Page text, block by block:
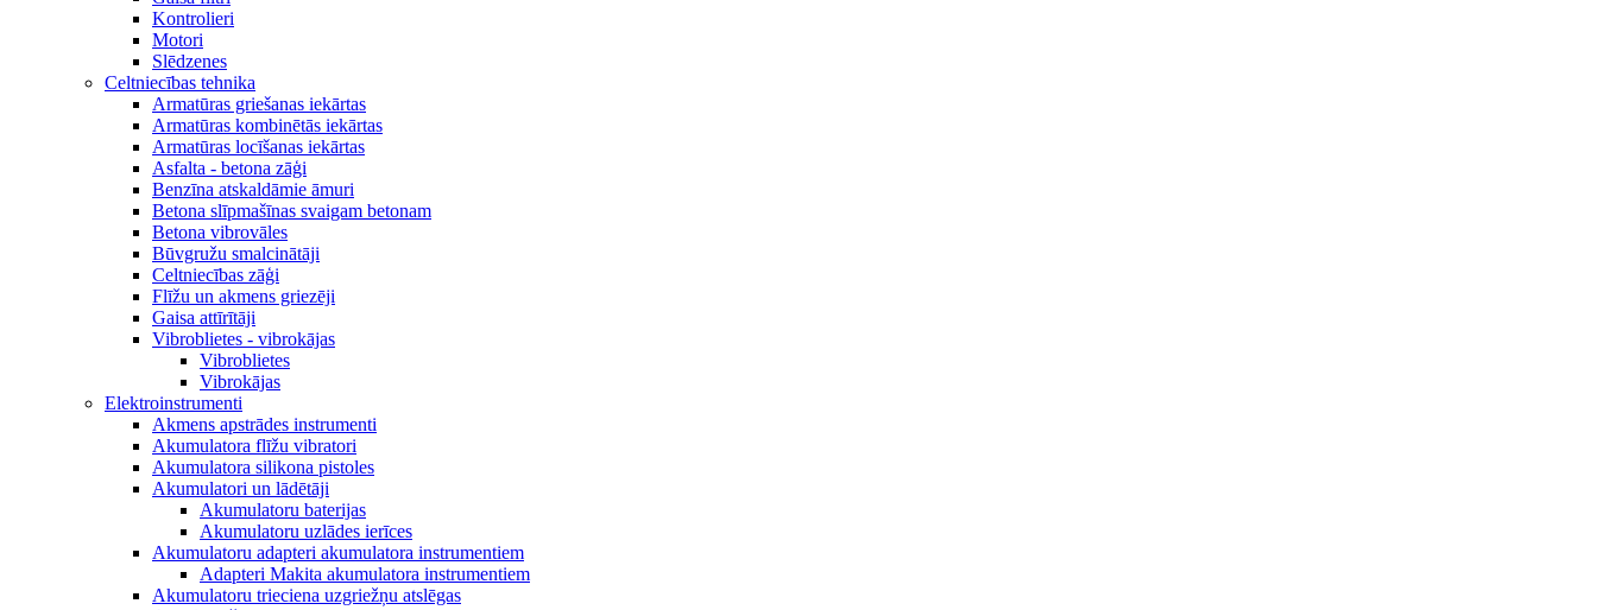
Kontrolieri
Motori
Slēdzenes
Celtniecības tehnika
Armatūras griešanas iekārtas
Armatūras kombinētās iekārtas
Armatūras locīšanas iekārtas
Asfalta - betona zāģi
Benzīna atskaldāmie āmuri
Betona slīpmašīnas svaigam betonam
Betona vibrovāles
Būvgružu smalcinātāji
Celtniecības zāģi
Flīžu un akmens griezēji
Gaisa attīrītāji
Vibroblietes - vibrokājas
Vibroblietes
Vibrokājas
Elektroinstrumenti
Akmens apstrādes instrumenti
Akumulatora flīžu vibratori
Akumulatora silikona pistoles
Akumulatori un lādētāji
Akumulatoru baterijas
Akumulatoru uzlādes ierīces
Akumulatoru adapteri akumulatora instrumentiem
Adapteri Makita akumulatora instrumentiem
Akumulatoru trieciena uzgriežņu atslēgas